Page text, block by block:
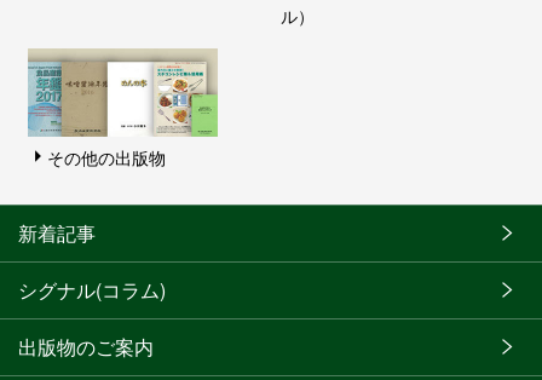
ル）
その他の出版物
新着記事
シグナル(コラム)
出版物のご案内